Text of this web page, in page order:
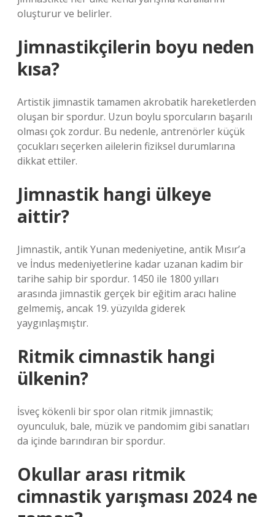
oluşturur ve belirler.
Jimnastikçilerin boyu neden
kısa?
Artistik jimnastik tamamen akrobatik hareketlerden
oluşan bir spordur. Uzun boylu sporcuların başarılı
olması çok zordur. Bu nedenle, antrenörler küçük
çocukları seçerken ailelerin fiziksel durumlarına
dikkat ettiler.
Jimnastik hangi ülkeye
aittir?
Jimnastik, antik Yunan medeniyetine, antik Mısır’a
ve İndus medeniyetlerine kadar uzanan kadim bir
tarihe sahip bir spordur. 1450 ile 1800 yılları
arasında jimnastik gerçek bir eğitim aracı haline
gelmemiş, ancak 19. yüzyılda giderek
yaygınlaşmıştır.
Ritmik cimnastik hangi
ülkenin?
İsveç kökenli bir spor olan ritmik jimnastik;
oyunculuk, bale, müzik ve pandomim gibi sanatları
da içinde barındıran bir spordur.
Okullar arası ritmik
cimnastik yarışması 2024 ne